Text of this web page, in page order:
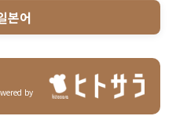
본어
by